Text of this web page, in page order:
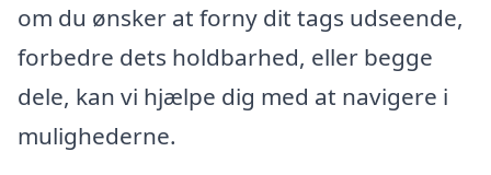
om du ønsker at forny dit tags udseende,
forbedre dets holdbarhed, eller begge
dele, kan vi hjælpe dig med at navigere i
mulighederne.